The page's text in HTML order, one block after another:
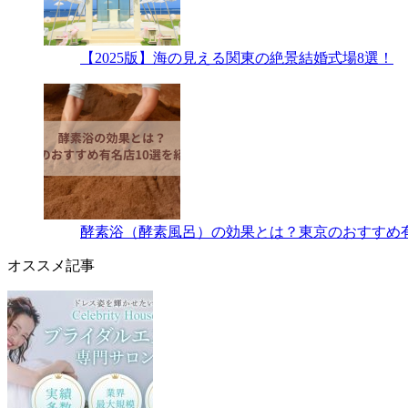
【2025版】海の見える関東の絶景結婚式場8選！
酵素浴（酵素風呂）の効果とは？東京のおすすめ
オススメ記事